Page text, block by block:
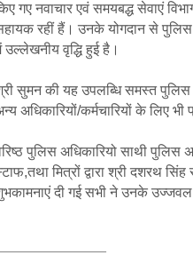
गए नवाचार एवं समयबद्ध सेवाएं
रहीं हैं। उनके योगदान से पुलिस
उल्लेखनीय वृद्धि हुई है।
सुमन की यह उपलब्धि समस्त पुलिस
अधिकारियों/कर्मचारियों के लिए भी
पुलिस अधिकारियो साथी पुलिस
मित्रों द्वारा श्री दशरथ
दी गई सभी ने उनके उज्जवल